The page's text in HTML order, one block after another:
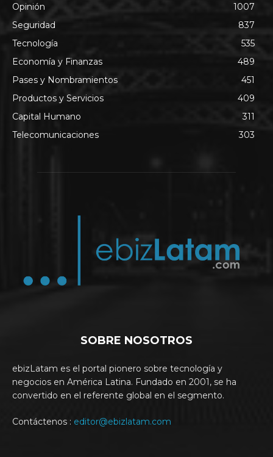
Opinión
1007
Seguridad
837
Tecnología
535
Economía y Finanzas
489
Pases y Nombramientos
451
Productos y Servicios
409
Capital Humano
311
Telecomunicaciones
303
SOBRE NOSOTROS
ebizLatam es el portal pionero sobre tecnología y
negocios en América Latina. Fundado en 2001, se ha
convertido en el referente global en el segmento.
Contáctenos : editor@ebizlatam.com